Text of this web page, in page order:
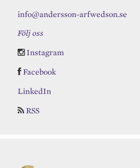
info@andersson-arfwedson.se
Följ oss
Instagram
Facebook
LinkedIn
RSS